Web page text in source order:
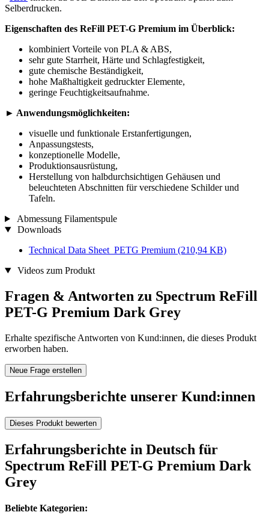
Selberdrucken.
Eigenschaften des ReFill PET-G Premium im Überblick:
kombiniert Vorteile von PLA & ABS,
sehr gute Starrheit, Härte und Schlagfestigkeit,
gute chemische Beständigkeit,
hohe Maßhaltigkeit gedruckter Elemente,
geringe Feuchtigkeitsaufnahme.
► Anwendungsmöglichkeiten:
visuelle und funktionale Erstanfertigungen,
Anpassungstests,
konzeptionelle Modelle,
Produktionsausrüstung,
Herstellung von halbdurchsichtigen Gehäusen und
beleuchteten Abschnitten für verschiedene Schilder und
Tafeln.
Abmessung Filamentspule
Downloads
Technical Data Sheet_PETG Premium (210,94 KB)
Videos zum Produkt
Fragen & Antworten zu Spectrum ReFill
PET-G Premium Dark Grey
Erhalte spezifische Antworten von Kund:innen, die dieses Produkt
erworben haben.
Neue Frage erstellen
Erfahrungsberichte unserer Kund:innen
Dieses Produkt bewerten
Erfahrungsberichte in Deutsch für
Spectrum ReFill PET-G Premium Dark
Grey
Beliebte Kategorien: